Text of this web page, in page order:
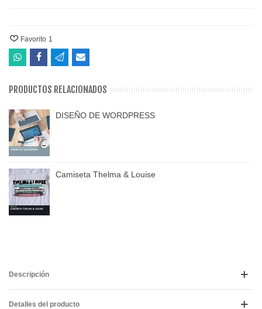
Favorito 1
PRODUCTOS RELACIONADOS
DISEÑO DE WORDPRESS
Camiseta Thelma & Louise
Descripción
Detalles del producto